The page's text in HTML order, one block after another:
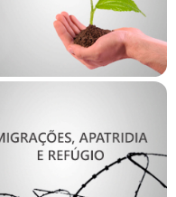
GT Garantia à
Segurança
Alimentar e
Nutricional